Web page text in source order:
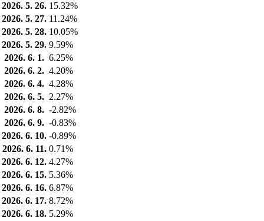
2026. 5. 26. 15.32%
2026. 5. 27. 11.24%
2026. 5. 28. 10.05%
2026. 5. 29. 9.59%
2026. 6. 1. 6.25%
2026. 6. 2. 4.20%
2026. 6. 4. 4.28%
2026. 6. 5. 2.27%
2026. 6. 8. -2.82%
2026. 6. 9. -0.83%
2026. 6. 10. -0.89%
2026. 6. 11. 0.71%
2026. 6. 12. 4.27%
2026. 6. 15. 5.36%
2026. 6. 16. 6.87%
2026. 6. 17. 8.72%
2026. 6. 18. 5.29%